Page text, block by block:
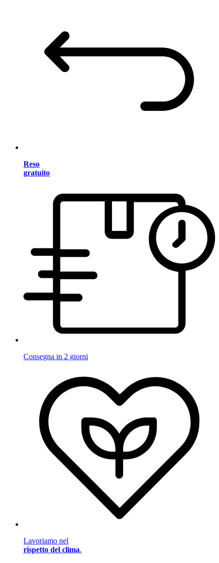
Reso
gratuito
Consegna in 2 giorni
Lavoriamo nel
rispetto del clima.